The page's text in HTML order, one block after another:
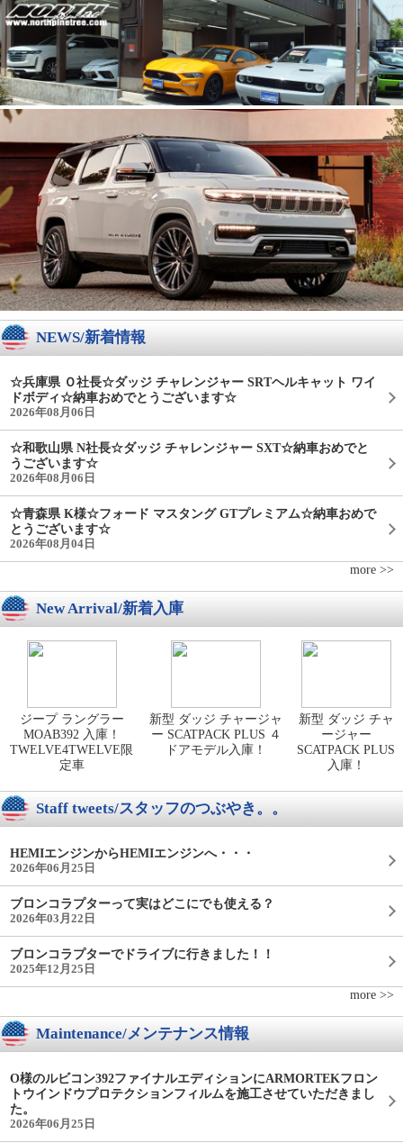
NEWS/新着情報
☆兵庫県 Ｏ社長☆ダッジ チャレンジャー SRTヘルキャット ワイ
ドボディ☆納車おめでとうございます☆
2026年08月06日
☆和歌山県 N社長☆ダッジ チャレンジャー SXT☆納車おめでと
うございます☆
2026年08月06日
☆青森県 K様☆フォード マスタング GTプレミアム☆納車おめで
とうございます☆
2026年08月04日
more >>
New Arrival/新着入庫
ジープ ラングラー
MOAB392 入庫！
TWELVE4TWELVE限
定車
新型 ダッジ チャージャ
ー SCATPACK PLUS ４
ドアモデル入庫！
新型 ダッジ チャ
ージャー
SCATPACK PLUS
入庫！
Staff tweets/スタッフのつぶやき。。
HEMIエンジンからHEMIエンジンへ・・・
2026年06月25日
ブロンコラプターって実はどこにでも使える？
2026年03月22日
ブロンコラプターでドライブに行きました！！
2025年12月25日
more >>
Maintenance/メンテナンス情報
O様のルビコン392ファイナルエディションにARMORTEKフロン
トウインドウプロテクションフィルムを施工させていただきまし
た。
2026年06月25日